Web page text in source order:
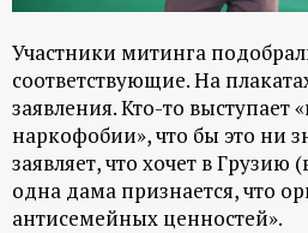
Участники митинга
соответствующие. На
заявления. Кто-то выступает
наркофобии», что бы это ни
заявляет, что хочет в Грузию
одна дама признается, что
антисемейных ценностей».